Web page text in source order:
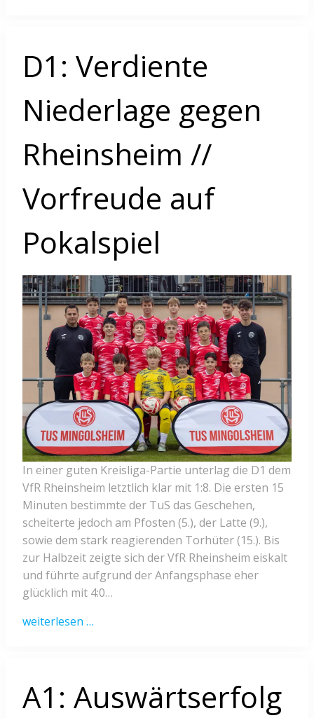
D1: Verdiente
Niederlage gegen
Rheinsheim //
Vorfreude auf
Pokalspiel
In einer guten Kreisliga-Partie unterlag die D1 dem
VfR Rheinsheim letztlich klar mit 1:8. Die ersten 15
Minuten bestimmte der TuS das Geschehen,
scheiterte jedoch am Pfosten (5.), der Latte (9.),
sowie dem stark reagierenden Torhüter (15.). Bis
zur Halbzeit zeigte sich der VfR Rheinsheim eiskalt
und führte aufgrund der Anfangsphase eher
glücklich mit 4:0…
weiterlesen …
A1: Auswärtserfolg